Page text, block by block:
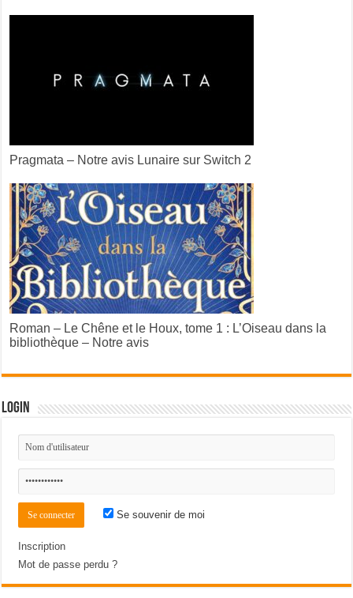
Pragmata – Notre avis Lunaire sur Switch 2
Roman – Le Chêne et le Houx, tome 1 : L’Oiseau dans la
bibliothèque – Notre avis
Login
Se souvenir de moi
Inscription
Mot de passe perdu ?